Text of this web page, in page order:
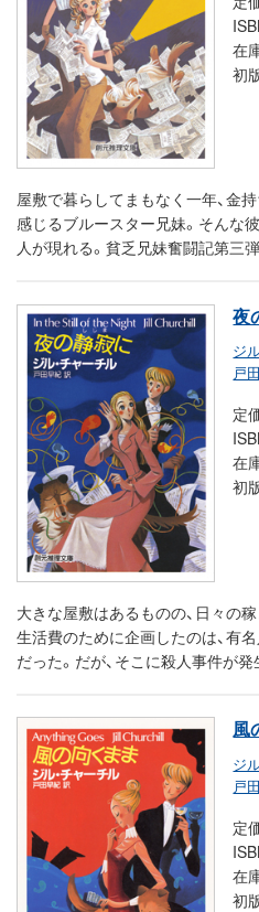
在
初
屋敷で暮らしてまもなく一年、金
感じるブルースター兄妹。そんな
人が現れる。貧乏兄妹奮闘記第三弾
夜
ジ
戸
定
在
初
大きな屋敷はあるものの、日々の
生活費のために企画したのは、有
だった。だが、そこに殺人事件が
風
ジ
戸
定
在
初